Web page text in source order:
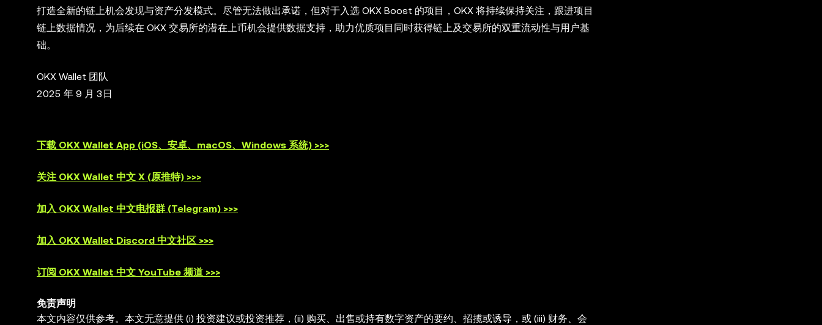
打造全新的链上机会发现与资产分发模式。尽管无法做出承诺，但对于入选 OKX Boost 的项目，OKX 将持续保持关注，跟进项目
链上数据情况，为后续在 OKX 交易所的潜在上币机会提供数据支持，助力优质项目同时获得链上及交易所的双重流动性与用户基
础。
OKX Wallet 团队
2025 年 9 月 3日
下载 OKX Wallet App (iOS、安卓、macOS、Windows 系统) >>>
关注 OKX Wallet 中文 X (原推特) >>>
加入 OKX Wallet 中文电报群 (Telegram) >>>
加入 OKX Wallet Discord 中文社区 >>>
订阅 OKX Wallet 中文 YouTube 频道 >>>
免责声明
本文内容仅供参考。本文无意提供 (i) 投资建议或投资推荐，(ii) 购买、出售或持有数字资产的要约、招揽或诱导，或 (iii) 财务、会